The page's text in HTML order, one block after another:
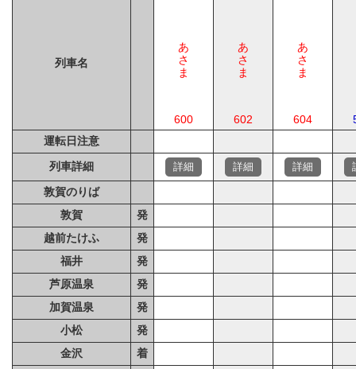
列車名 あさま あさま あさま
600 602 604
運転日注意
列車詳細
詳細 詳細 詳細
敦賀のりば
敦賀
発
越前たけふ
発
福井
発
芦原温泉
発
加賀温泉
発
小松
発
金沢
着